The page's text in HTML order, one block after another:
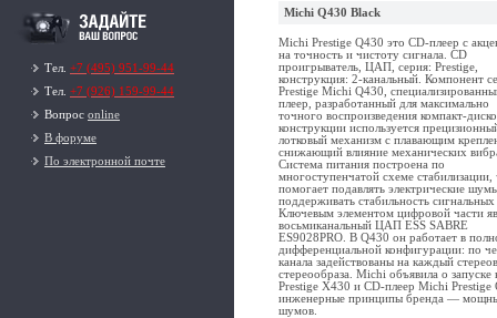
Тел. +7 (495) 951-99-44
Тел. +7 (926) 159-99-44
Вопрос online
В форуме
По электронной почте
Michi Q430 Black
Michi Prestige Q430 это CD-плеер с
на точность и чистоту сигнала. CD
проигрыватель, ЦАП, серия: Prestige,
конструкция: 2-канальный. Компонент
Prestige Michi Q430,
плеер, разработанный для максимально
точного воспроизведения компакт-
конструкции используется
лотковый механизм с плавающим
снижающий влияние механических
Система питания построена по
многоступенчатой схеме стабилизации,
помогает подавлять электрические
поддерживать стабильность
Ключевым элементом цифровой части
восьмиканальный ЦАП ESS SABRE
ES9028PRO. В Q430 он работает в
дифференциальной конфигурации: по
канала задействованы на каждый
стереообраза. Michi объявила о
Prestige X430 и CD-плеер Michi
инженерные принципы бренда —
шумов.